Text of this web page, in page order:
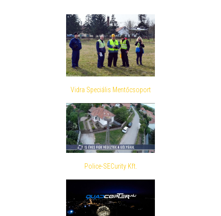
Vidra Speciális Mentőcsoport
Police-SECurity Kft.